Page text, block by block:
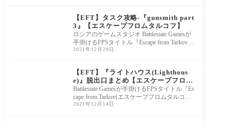
【EFT】タスク攻略-『gunsmith part
3』【エスケープフロムタルコフ】
ロシアのゲームスタジオ Battlestate Gamesが
手掛けるFPSタイトル『Escape from Tarkov
(エスケープフロムタルコフ)』について、タ
2021年12月29日
【EFT】『ライトハウス(Lighthous
e)』脱出口まとめ【エスケープフロム
タルコフ】
Battlestate Gamesが手掛けるFPSタイトル『Es
cape from Tarkov(エスケープフロムタルコ
フ)』について、パッチ0.12.12で追加された
2021年12月14日